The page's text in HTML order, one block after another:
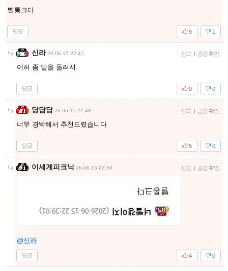
빨통크다
답글 1
9
신라 26-06-15 22:47 신고 | 공감 확인
어허 좀 말을 돌려서
답글 0
0
당담당 26-06-15 22:48 신고 | 공감 확인
너무 경박해서 추천드렸습니다
답글 0
5
이세계피크닉 26-06-15 22:50 신고 | 공감 확인
@신라
답글 0
4